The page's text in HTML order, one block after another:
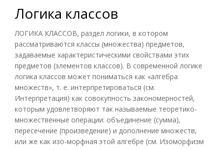
Логика классов
ЛОГИКА КЛАССОВ, раздел логики, в котором
рассматриваются классы (множества) предметов,
задаваемые характеристическими свойствами этих
предметов (элементов классов). В современной логике
логика классов может пониматься как «алгебра
множеств», т. е. интерпретироваться (см.
Интерпретация) как совокупность закономерностей,
которым удовлетворяют так называемые теоретико-
множественные операции: объединение (сумма),
пересечение (произведение) и дополнение множеств,
или же как изо-морфная этой алгебре (см. Изоморфизм